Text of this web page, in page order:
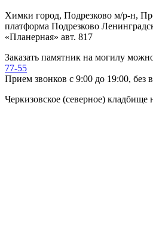
Химки город, Подрезково м/р-н,
платформа Подрезково
«Планерная» авт. 817
Заказать памятник на могилу
77-55
Прием звонков с 9:00 до 19:00, без
Черкизовское (северное) кладбище